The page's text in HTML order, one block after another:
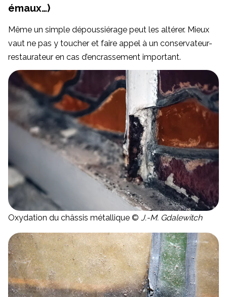
émaux…)
Même un simple dépoussiérage peut les altérer. Mieux
vaut ne pas y toucher et faire appel à un conservateur-
restaurateur en cas d’encrassement important.
Oxydation du châssis métallique © J.-M. Gdalewitch